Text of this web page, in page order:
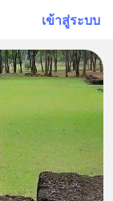
เข้าสู่ระบบ